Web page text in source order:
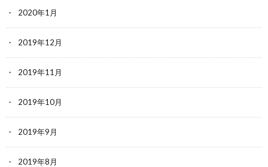
2020年1月
2019年12月
2019年11月
2019年10月
2019年9月
2019年8月